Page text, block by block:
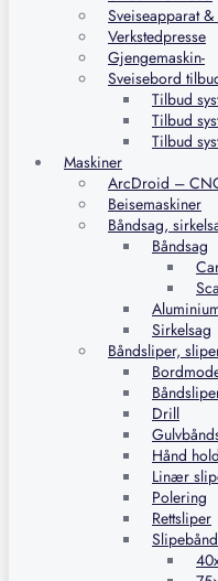
Sveiseapparat
Verkstedpresse
Gjengemaskin-
Sveisebord
Tilbud
Tilbud
Tilbud
Maskiner
ArcDroid –
Beisemaskiner
Båndsag,
Båndsag
Sirkelsag
Båndsliper,
Drill
Hånd
Linær
Polering
Rettsliper
Slipebånd